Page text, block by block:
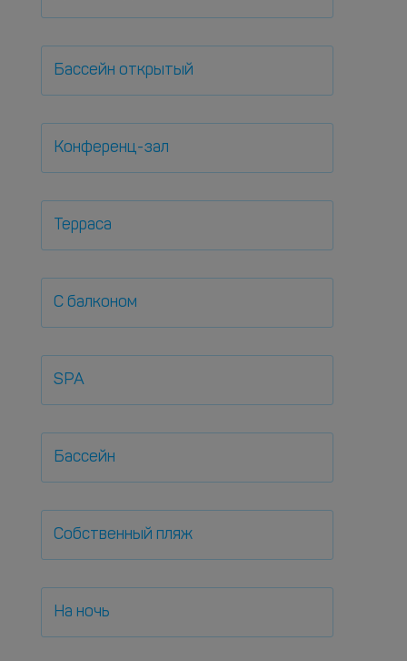
Бассейн открытый
Конференц-зал
Терраса
С балконом
SPA
Бассейн
Собственный пляж
На ночь